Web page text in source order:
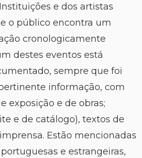
e dos artistas
o público encontra um
cronologicamente
destes eventos está
sempre que foi
informação, com
exposição e de obras;
e de catálogo), textos de
Estão mencionadas
e estrangeiras,